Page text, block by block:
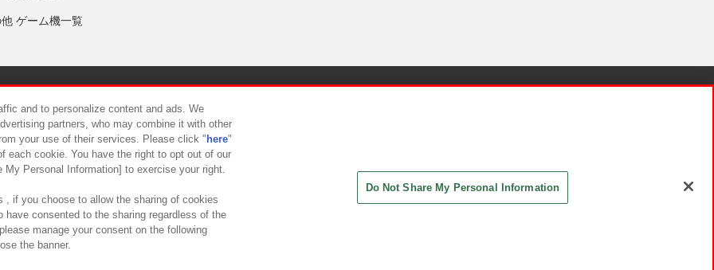
ゲーム機一覧
について カスタマーハラスメント対応方針
and to personalize content and ads. We
partners, who may combine it with other
your use of their services. Please click " here"
each cookie. You have the right to opt out of our
Personal Information] to exercise your right.
, if you choose to allow the sharing of cookies
have consented to the sharing regardless of the
manage your consent on the following
the banner.
Do Not Share My Personal Information